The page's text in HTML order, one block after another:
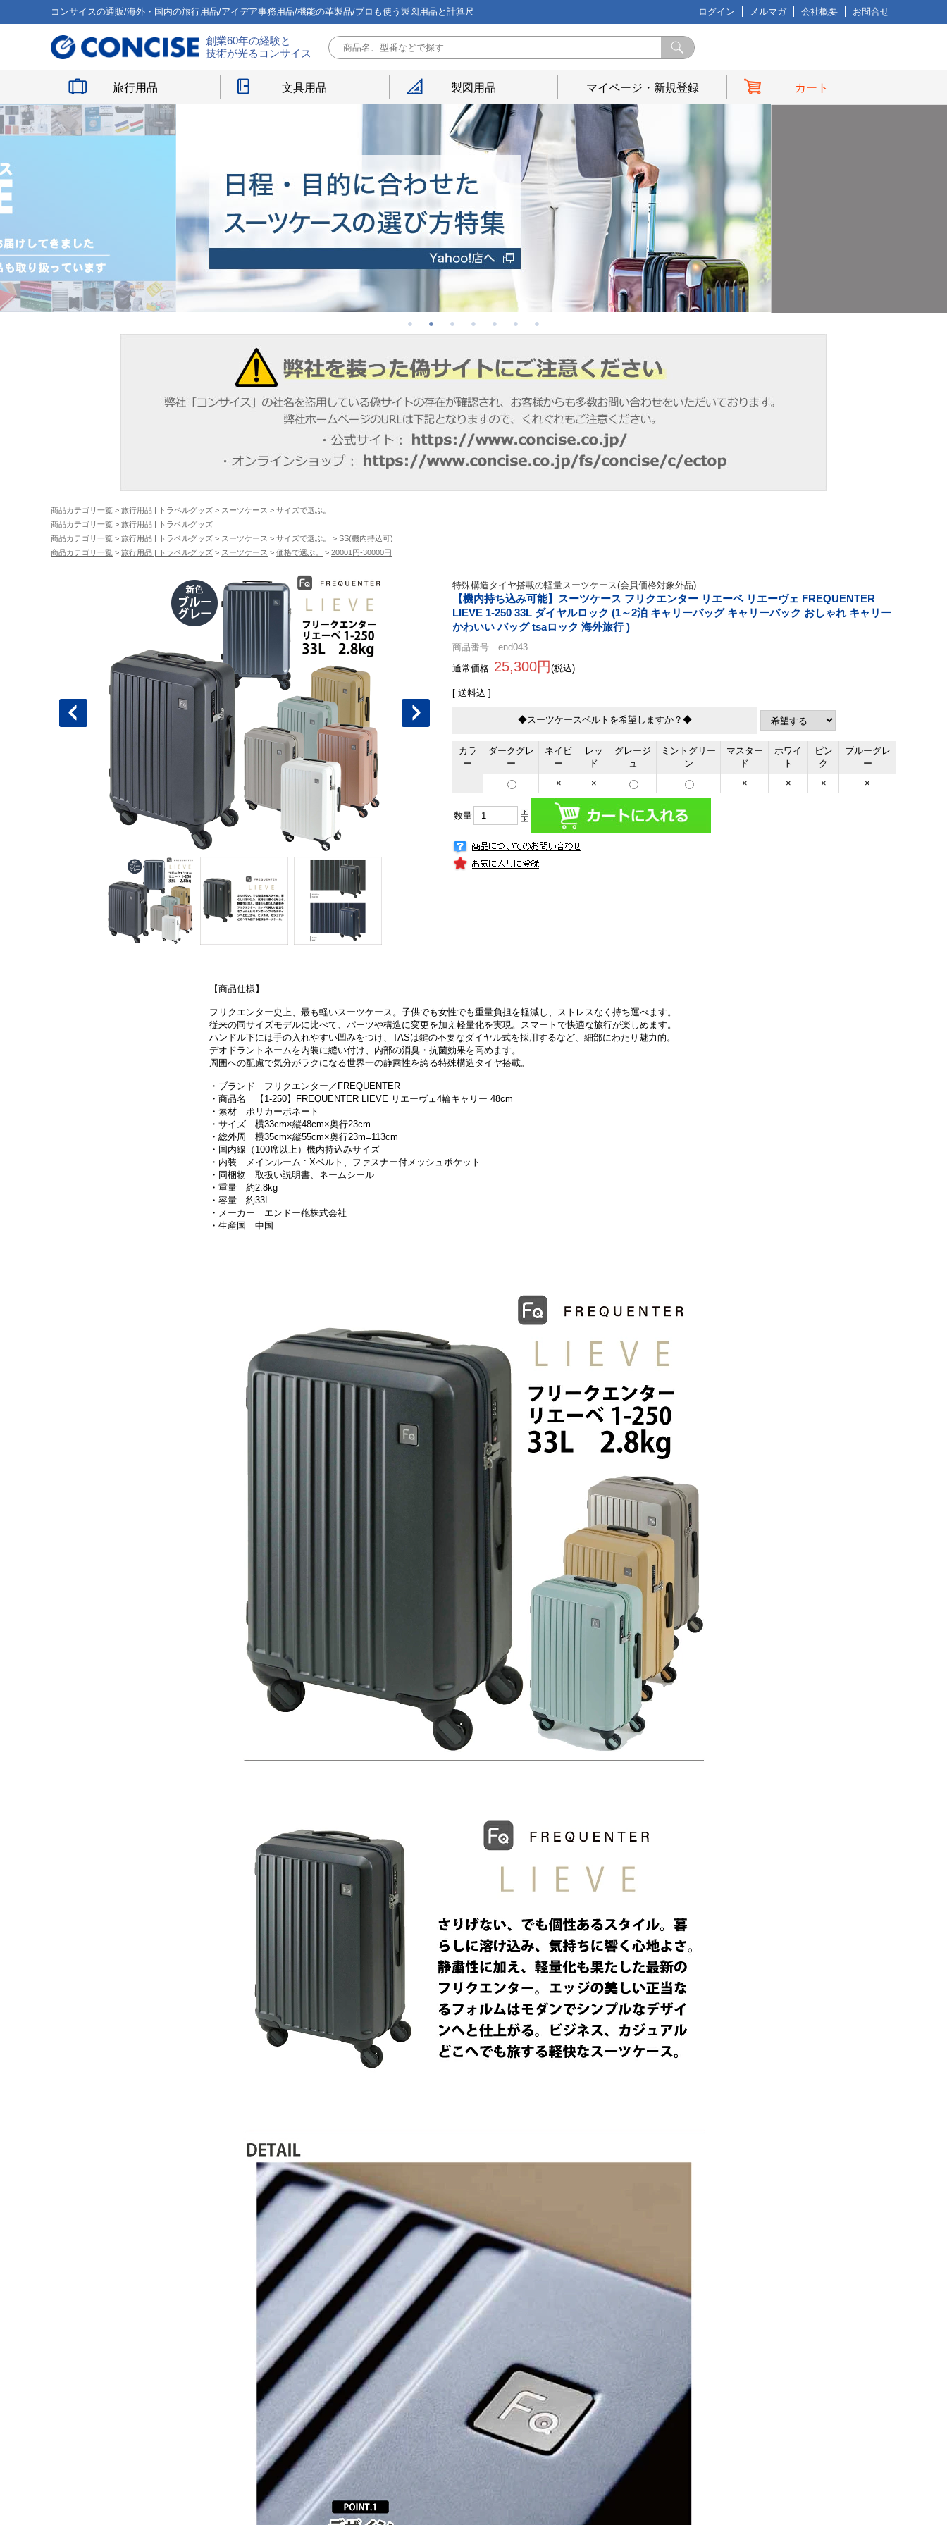
コンサイスの通販/海外・国内の旅行用品/アイデア事務用品/機能の革製品/プロも使う製図用品と計算尺 ログイン メルマガ 会社概要 お問合せ
創業60年の経験と
技術が光るコンサイス
旅行用品 文具用品 製図用品 マイページ・新規登録 カート
商品カテゴリ一覧 > 旅行用品 | トラベルグッズ > スーツケース > サイズで選ぶ。
商品カテゴリ一覧 > 旅行用品 | トラベルグッズ
商品カテゴリ一覧 > 旅行用品 | トラベルグッズ > スーツケース > サイズで選ぶ。 > SS(機内持込可)
商品カテゴリ一覧 > 旅行用品 | トラベルグッズ > スーツケース > 価格で選ぶ。 > 20001円-30000円
特殊構造タイヤ搭載の軽量スーツケース(会員価格対象外品)
【機内持ち込み可能】スーツケース フリクエンター リエーベ リエーヴェ FREQUENTER
LIEVE 1-250 33L ダイヤルロック (1～2泊 キャリーバッグ キャリーバック おしゃれ キャリー
かわいい バッグ tsaロック 海外旅行 )
商品番号 end043
通常価格 25,300円 (税込)
[ 送料込 ]
◆スーツケースベルトを希望しますか？◆
カラ
ー
ダークグレ
ー
ネイビ
ー
レッ
ド
グレージ
ュ
ミントグリー
ン
マスター
ド
ホワイ
ト
ピン
ク
ブルーグレ
ー
×
× × × × ×
数量
【商品仕様】
フリクエンター史上、最も軽いスーツケース。子供でも女性でも重量負担を軽減し、ストレスなく持ち運べます。
従来の同サイズモデルに比べて、パーツや構造に変更を加え軽量化を実現。スマートで快適な旅行が楽しめます。
ハンドル下には手の入れやすい凹みをつけ、TASは鍵の不要なダイヤル式を採用するなど、細部にわたり魅力的。
デオドラントネームを内装に縫い付け、内部の消臭・抗菌効果を高めます。
周囲への配慮で気分がラクになる世界一の静粛性を誇る特殊構造タイヤ搭載。
・ブランド フリクエンター／FREQUENTER
・商品名 【1-250】FREQUENTER LIEVE リエーヴェ4輪キャリー 48cm
・素材 ポリカーボネート
・サイズ 横33cm×縦48cm×奥行23cm
・総外周 横35cm×縦55cm×奥行23m=113cm
・国内線（100席以上）機内持込みサイズ
・内装 メインルーム : Xベルト、ファスナー付メッシュポケット
・同梱物 取扱い説明書、ネームシール
・重量 約2.8kg
・容量 約33L
・メーカー エンドー鞄株式会社
・生産国 中国